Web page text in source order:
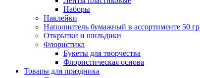
Наборы
Наклейки
Наполнитель бумажный в ассортименте 50 гр
Открытки и шильдики
Флористика
Букеты для творчества
Флористическая основа
Товары для праздника